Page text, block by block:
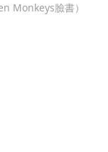
Monkeys 臉書）